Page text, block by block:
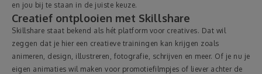
en jou bij te staan in de juiste keuze.
Creatief ontplooien met Skillshare
Skillshare staat bekend als hét platform voor creatives. Dat wil
zeggen dat je hier een creatieve trainingen kan krijgen zoals
animeren, design, illustreren, fotografie, schrijven en meer. Of je nu je
eigen animaties wil maken voor promotiefilmpjes of liever achter de